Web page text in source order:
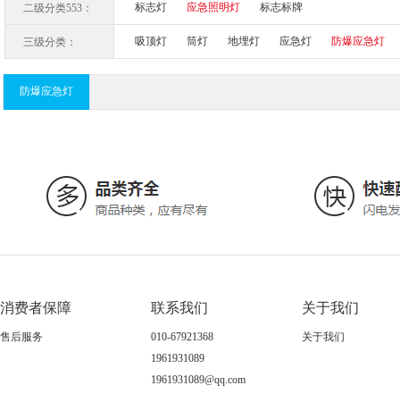
二级分类553： 标志灯 应急照明灯 标志标牌
三级分类： 吸顶灯 筒灯 地埋灯 应急灯 防爆应急灯
防爆应急灯
消费者保障
售后服务
联系我们
010-67921368
1961931089
1961931089@qq.com
关于我们
关于我们